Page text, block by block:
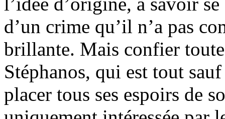
d’un crime qu’il n’a pas
brillante. Mais confier
Stéphanos, qui est tout
placer tous ses espoirs de